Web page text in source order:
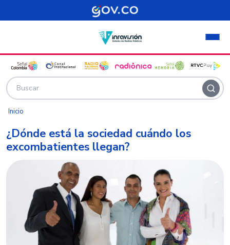
Pasar al contenido principal
Inicio
¿Dónde está la sociedad cuándo los
excombatientes llegan?